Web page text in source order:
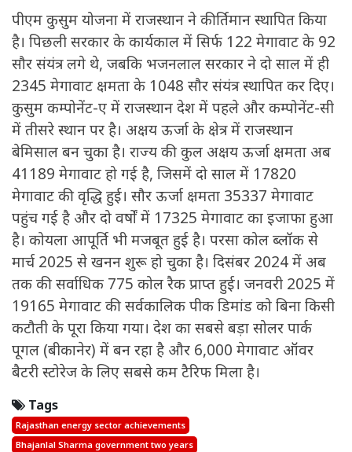
पीएम कुसुम योजना में राजस्थान ने कीर्तिमान स्थापित किया
है। पिछली सरकार के कार्यकाल में सिर्फ 122 मेगावाट के 92
सौर संयंत्र लगे थे, जबकि भजनलाल सरकार ने दो साल में ही
2345 मेगावाट क्षमता के 1048 सौर संयंत्र स्थापित कर दिए।
कुसुम कम्पोनेंट-ए में राजस्थान देश में पहले और कम्पोनेंट-सी
में तीसरे स्थान पर है। अक्षय ऊर्जा के क्षेत्र में राजस्थान
बेमिसाल बन चुका है। राज्य की कुल अक्षय ऊर्जा क्षमता अब
41189 मेगावाट हो गई है, जिसमें दो साल में 17820
मेगावाट की वृद्धि हुई। सौर ऊर्जा क्षमता 35337 मेगावाट
पहुंच गई है और दो वर्षों में 17325 मेगावाट का इजाफा हुआ
है। कोयला आपूर्ति भी मजबूत हुई है। परसा कोल ब्लॉक से
मार्च 2025 से खनन शुरू हो चुका है। दिसंबर 2024 में अब
तक की सर्वाधिक 775 कोल रैक प्राप्त हुई। जनवरी 2025 में
19165 मेगावाट की सर्वकालिक पीक डिमांड को बिना किसी
कटौती के पूरा किया गया। देश का सबसे बड़ा सोलर पार्क
पूगल (बीकानेर) में बन रहा है और 6,000 मेगावाट ऑवर
बैटरी स्टोरेज के लिए सबसे कम टैरिफ मिला है।
Tags
Rajasthan energy sector achievements
Bhajanlal Sharma government two years